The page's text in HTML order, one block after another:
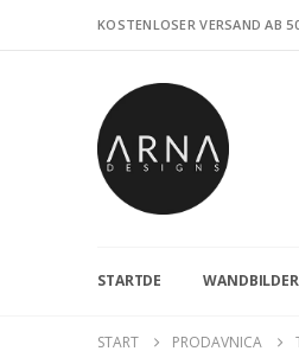
KOSTENLOSER VERSAND AB
STARTDE WANDBILDER
START PRODAVNICA